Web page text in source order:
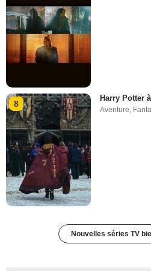
8
Harry Potter
Aventure,
Nouvelles séries TV